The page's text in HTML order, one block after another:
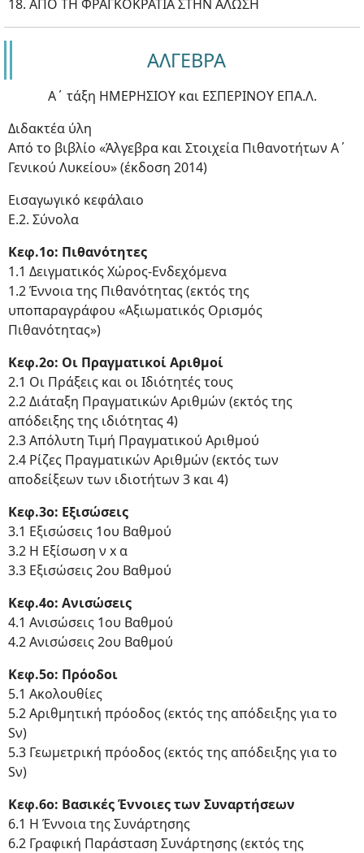
18. ΑΠΟ ΤΗ ΦΡΑΓΚΟΚΡΑΤΙΑ ΣΤΗΝ ΑΛΩΣΗ
ΑΛΓΕΒΡΑ
Α΄ τάξη ΗΜΕΡΗΣΙΟΥ και ΕΣΠΕΡΙΝΟΥ ΕΠΑ.Λ.
Διδακτέα ύλη
Από το βιβλίο «Άλγεβρα και Στοιχεία Πιθανοτήτων Α΄
Γενικού Λυκείου» (έκδοση 2014)
Εισαγωγικό κεφάλαιο
Ε.2. Σύνολα
Κεφ.1ο: Πιθανότητες
1.1 Δειγματικός Χώρος-Ενδεχόμενα
1.2 Έννοια της Πιθανότητας (εκτός της
υποπαραγράφου «Αξιωματικός Ορισμός
Πιθανότητας»)
Κεφ.2ο: Οι Πραγματικοί Αριθμοί
2.1 Οι Πράξεις και οι Ιδιότητές τους
2.2 Διάταξη Πραγματικών Αριθμών (εκτός της
απόδειξης της ιδιότητας 4)
2.3 Απόλυτη Τιμή Πραγματικού Αριθμού
2.4 Ρίζες Πραγματικών Αριθμών (εκτός των
αποδείξεων των ιδιοτήτων 3 και 4)
Κεφ.3ο: Εξισώσεις
3.1 Εξισώσεις 1ου Βαθμού
3.2 Η Εξίσωση ν x α
3.3 Εξισώσεις 2ου Βαθμού
Κεφ.4ο: Ανισώσεις
4.1 Ανισώσεις 1ου Βαθμού
4.2 Ανισώσεις 2ου Βαθμού
Κεφ.5ο: Πρόοδοι
5.1 Ακολουθίες
5.2 Αριθμητική πρόοδος (εκτός της απόδειξης για το
Sν)
5.3 Γεωμετρική πρόοδος (εκτός της απόδειξης για το
Sν)
Κεφ.6ο: Βασικές Έννοιες των Συναρτήσεων
6.1 Η Έννοια της Συνάρτησης
6.2 Γραφική Παράσταση Συνάρτησης (εκτός της